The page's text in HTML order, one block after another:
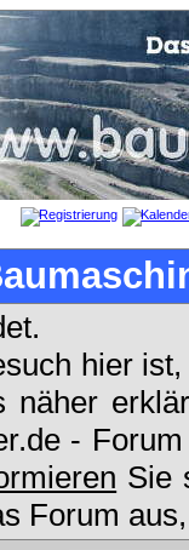
hier
näher
-
Sie
Forum